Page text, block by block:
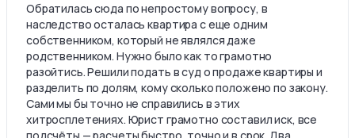
Обратилась сюда по непростому вопросу, в
наследство осталась квартира с еще одним
собственником, который не являлся даже
родственником. Нужно было как то грамотно
разойтись. Решили подать в суд о продаже квартиры и
разделить по долям, кому сколько положено по закону.
Сами мы бы точно не справились в этих
хитросплетениях. Юрист грамотно составил иск, все